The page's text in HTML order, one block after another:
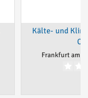
Kälte- und
Frankfurt am